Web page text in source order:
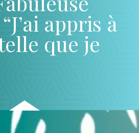
appris à
que je